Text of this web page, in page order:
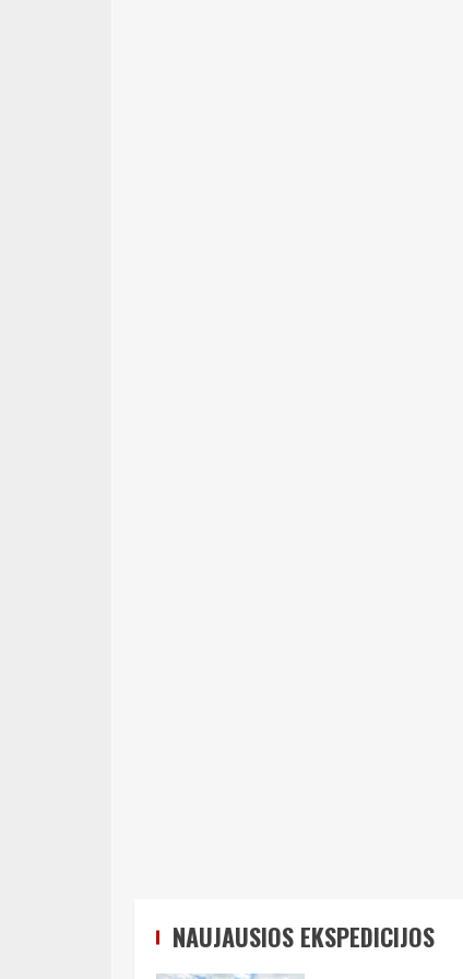
NAUJAUSIOS EKSPEDICIJOS